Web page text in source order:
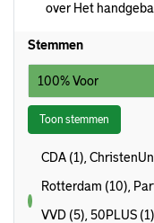
over Het
Stemmen
100% Voor
Toon stemmen
voor
CDA (1),
Rotterdam (10),
VVD (5), 50PLUS